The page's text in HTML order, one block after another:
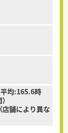
平均:165.6時
舗により異な